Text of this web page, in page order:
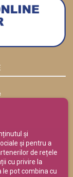
și
și pentru a
de rețele
cu privire la
pot combina cu